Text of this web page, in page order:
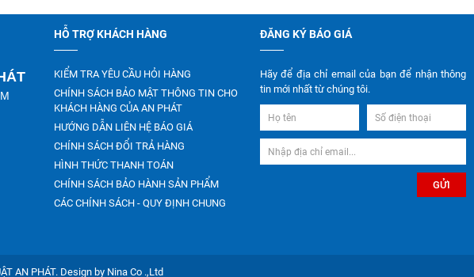
4TNV98
HỖ TRỢ KHÁCH HÀNG
KIỂM TRA YÊU CẦU HỎI HÀNG
CHÍNH SÁCH BẢO MẬT THÔNG TIN CHO
KHÁCH HÀNG CỦA AN PHÁT
HƯỚNG DẪN LIÊN HỆ BÁO GIÁ
CHÍNH SÁCH ĐỔI TRẢ HÀNG
HÌNH THỨC THANH TOÁN
CHÍNH SÁCH BẢO HÀNH SẢN PHẨM
CÁC CHÍNH SÁCH - QUY ĐỊNH CHUNG
ĐĂNG KÝ BÁO GIÁ
Hãy để địa chỉ email của bạn để nhận thông
tin mới nhất từ chúng tôi.
AN PHÁT. Design by Nina Co .,Ltd